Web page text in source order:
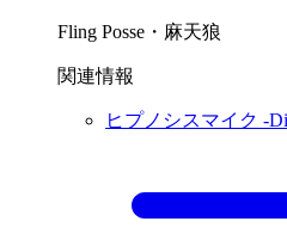
Fling Posse・麻天狼
関連情報
ヒプノシスマイク -